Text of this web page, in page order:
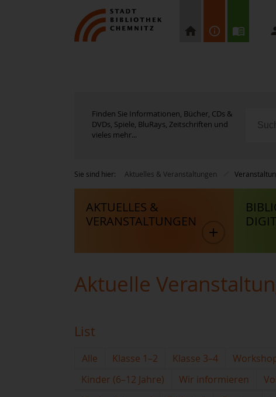
Finden Sie Informationen, Bücher, CDs &
DVDs, Spiele, BluRays, Zeitschriften und
vieles mehr...
Sie sind hier: Aktuelles & Veranstaltungen
AKTUELLES &
VERANSTALTUNGEN
Aktuelle
List
Alle Klasse 1–2 Klasse 3–4
Kinder (6–12 Jahre)
Wir informieren